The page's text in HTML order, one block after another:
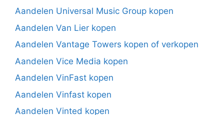
Aandelen Universal Music Group kopen
Aandelen Van Lier kopen
Aandelen Vantage Towers kopen of verkopen
Aandelen Vice Media kopen
Aandelen VinFast kopen
Aandelen Vinfast kopen
Aandelen Vinted kopen